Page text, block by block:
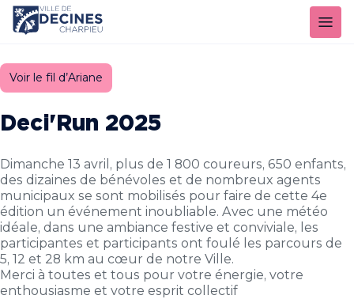
Voir le fil d’Ariane
Deci'Run 2025
Dimanche 13 avril, plus de 1 800 coureurs, 650 enfants,
des dizaines de bénévoles et de nombreux agents
municipaux se sont mobilisés pour faire de cette 4e
édition un événement inoubliable. Avec une météo
idéale, dans une ambiance festive et conviviale, les
participantes et participants ont foulé les parcours de
5, 12 et 28 km au cœur de notre Ville.
Merci à toutes et tous pour votre énergie, votre
enthousiasme et votre esprit collectif
Panneau de gestion des cookies